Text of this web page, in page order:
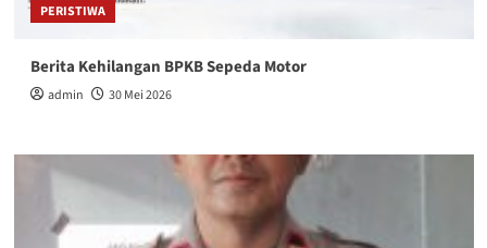
PERISTIWA
Berita Kehilangan BPKB Sepeda Motor
admin 30 Mei 2026